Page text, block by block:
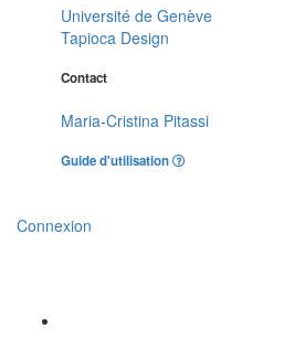
Université de Genève
Tapioca Design
Contact
Maria-Cristina Pitassi
Guide d'utilisation
Connexion